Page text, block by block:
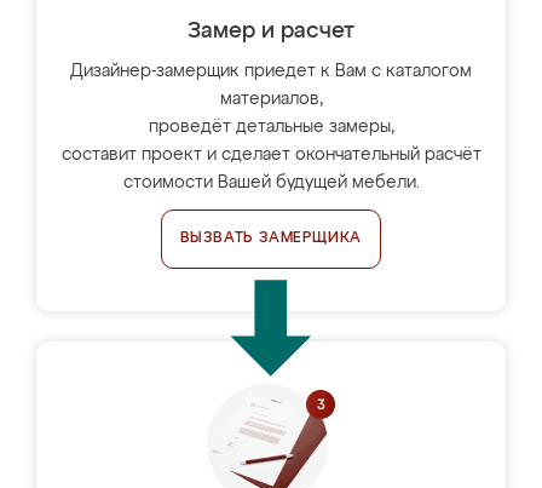
Замер и расчет
Дизайнер-замерщик приедет к Вам с каталогом
материалов,
проведёт детальные замеры,
составит проект и сделает окончательный расчёт
стоимости Вашей будущей мебели.
ВЫЗВАТЬ ЗАМЕРЩИКА